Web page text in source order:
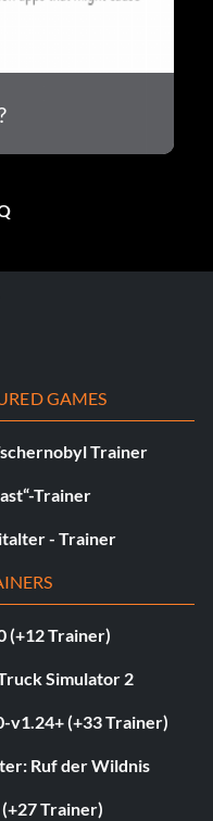
GAMES
Trainer
Trainer
- Trainer
(+12 Trainer)
Simulator 2
v1.24+ (+33 Trainer)
Ruf der Wildnis
Trainer)